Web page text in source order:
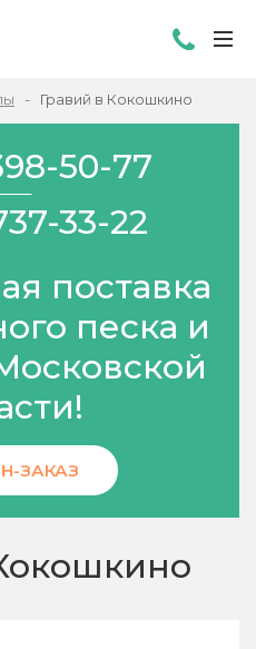
Гравий в Кокошкино
50-77
33-22
поставка
песка и
ЗАКАЗ